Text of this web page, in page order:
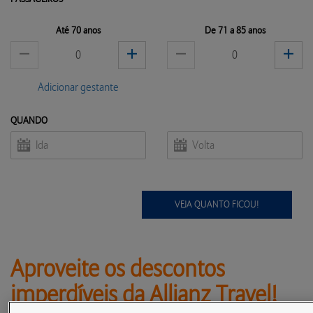
VIAGEM
SAÚDE E
MINHA CONTA
Até 70 anos De 71 a 85 anos
Adicionar gestante
QUANDO
VEJA QUANTO FICOU!
Aproveite os descontos
imperdíveis da Allianz Travel!